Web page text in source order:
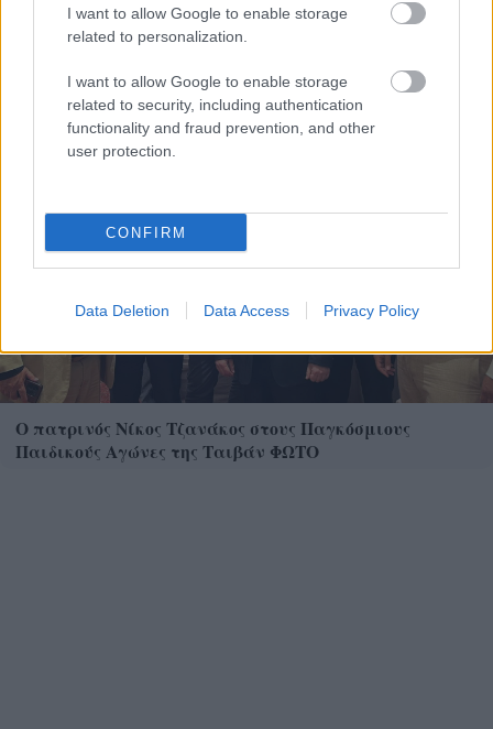
I want to allow Google to enable storage
related to personalization.
I want to allow Google to enable storage
related to security, including authentication
functionality and fraud prevention, and other
user protection.
CONFIRM
Data Deletion Data Access Privacy Policy
Ο πατρινός Νίκος Τζανάκος στους Παγκόσμιους
Παιδικούς Αγώνες της Ταιβάν ΦΩΤΟ